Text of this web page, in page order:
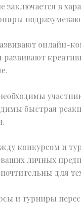
заключается в
онлайн-
быстрая
конкурсом и
личных
для
и турниры